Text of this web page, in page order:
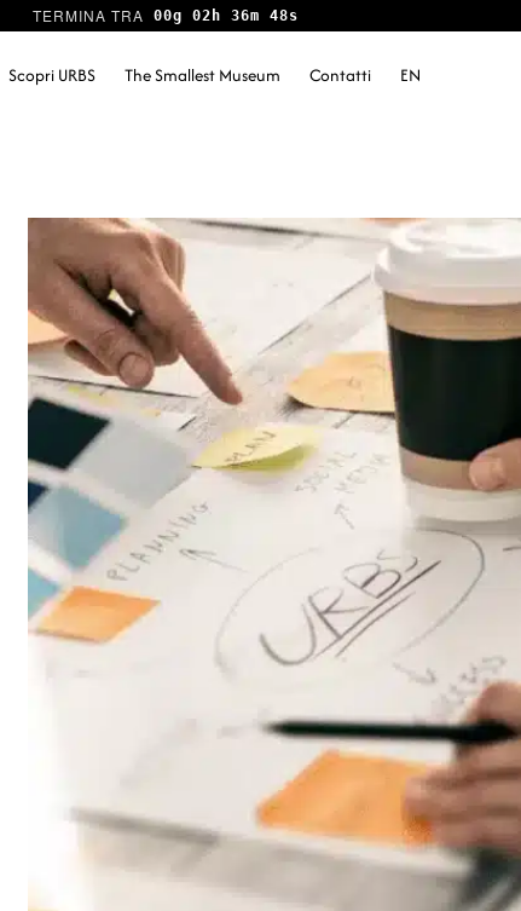
00g 02h 36m 47s
Scopri URBS The Smallest Museum Contatti EN